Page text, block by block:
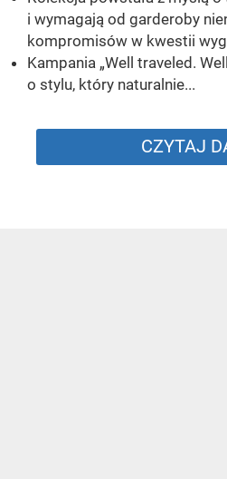
i wymagają od garderoby
kompromisów w kwestii
Kampania „Well traveled.
o stylu, który naturalnie...
CZYTAJ